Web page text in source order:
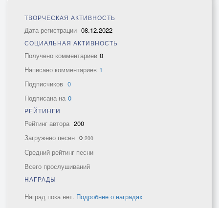
ТВОРЧЕСКАЯ АКТИВНОСТЬ
Дата регистрации 08.12.2022
СОЦИАЛЬНАЯ АКТИВНОСТЬ
Получено комментариев 0
Написано комментариев 1
Подписчиков 0
Подписана на 0
РЕЙТИНГИ
Рейтинг автора 200
Загружено песен 0 200
Средний рейтинг песни
Всего прослушиваний
НАГРАДЫ
Наград пока нет. Подробнее о наградах